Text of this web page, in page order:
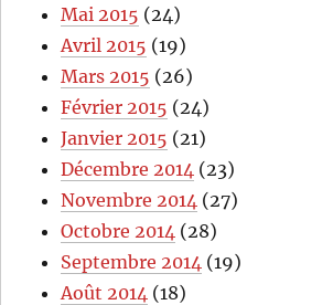
Mai 2015 (24)
Avril 2015 (19)
Mars 2015 (26)
Février 2015 (24)
Janvier 2015 (21)
Décembre 2014 (23)
Novembre 2014 (27)
Octobre 2014 (28)
Septembre 2014 (19)
Août 2014 (18)